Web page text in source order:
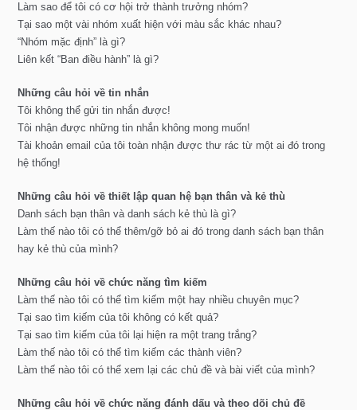
Làm sao để tôi có cơ hội trở thành trưởng nhóm?
Tại sao một vài nhóm xuất hiện với màu sắc khác nhau?
“Nhóm mặc định” là gì?
Liên kết “Ban điều hành” là gì?
Những câu hỏi về tin nhắn
Tôi không thể gửi tin nhắn được!
Tôi nhận được những tin nhắn không mong muốn!
Tài khoản email của tôi toàn nhận được thư rác từ một ai đó trong
hệ thống!
Những câu hỏi về thiết lập quan hệ bạn thân và kẻ thù
Danh sách bạn thân và danh sách kẻ thù là gì?
Làm thế nào tôi có thể thêm/gỡ bỏ ai đó trong danh sách bạn thân
hay kẻ thù của mình?
Những câu hỏi về chức năng tìm kiếm
Làm thế nào tôi có thể tìm kiếm một hay nhiều chuyên mục?
Tại sao tìm kiếm của tôi không có kết quả?
Tại sao tìm kiếm của tôi lại hiện ra một trang trắng?
Làm thế nào tôi có thể tìm kiếm các thành viên?
Làm thế nào tôi có thể xem lại các chủ đề và bài viết của mình?
Những câu hỏi về chức năng đánh dấu và theo dõi chủ đề